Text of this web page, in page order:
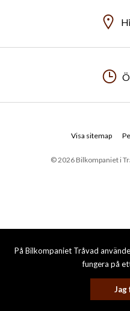
På Bilkompaniet Tråvad
fungera på
© 2026 Bilkompaniet i
Visa sitemap